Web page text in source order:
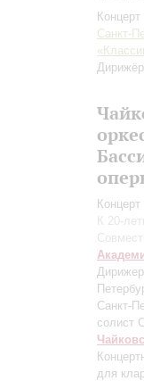
Санкт-
К 20-
Санкт-
солист
для